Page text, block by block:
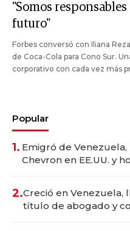
"Somos
futuro"
Forbes conversó con Iliana
de Coca-Cola para Cono Sur.
corporativo con cada vez más
Popular
1. Emigró de
Chevron en EE.UU. y
2.Creció en Venezuela,
título de abogado y